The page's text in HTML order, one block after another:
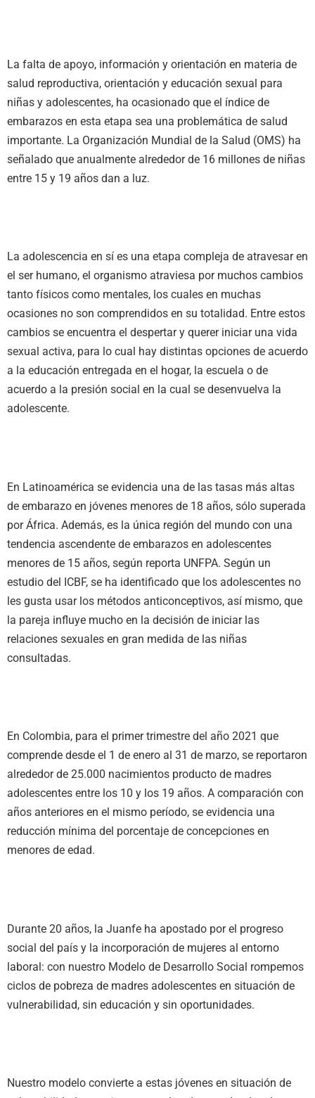
La falta de apoyo, información y orientación en materia de
salud reproductiva, orientación y educación sexual para
niñas y adolescentes, ha ocasionado que el índice de
embarazos en esta etapa sea una problemática de salud
importante. La Organización Mundial de la Salud (OMS) ha
señalado que anualmente alrededor de 16 millones de niñas
entre 15 y 19 años dan a luz.
La adolescencia en sí es una etapa compleja de atravesar en
el ser humano, el organismo atraviesa por muchos cambios
tanto físicos como mentales, los cuales en muchas
ocasiones no son comprendidos en su totalidad. Entre estos
cambios se encuentra el despertar y querer iniciar una vida
sexual activa, para lo cual hay distintas opciones de acuerdo
a la educación entregada en el hogar, la escuela o de
acuerdo a la presión social en la cual se desenvuelva la
adolescente.
En Latinoamérica se evidencia una de las tasas más altas
de embarazo en jóvenes menores de 18 años, sólo superada
por África. Además, es la única región del mundo con una
tendencia ascendente de embarazos en adolescentes
menores de 15 años, según reporta UNFPA. Según un
estudio del ICBF, se ha identificado que los adolescentes no
les gusta usar los métodos anticonceptivos, así mismo, que
la pareja influye mucho en la decisión de iniciar las
relaciones sexuales en gran medida de las niñas
consultadas.
En Colombia, para el primer trimestre del año 2021 que
comprende desde el 1 de enero al 31 de marzo, se reportaron
alrededor de 25.000 nacimientos producto de madres
adolescentes entre los 10 y los 19 años. A comparación con
años anteriores en el mismo período, se evidencia una
reducción mínima del porcentaje de concepciones en
menores de edad.
Durante 20 años, la Juanfe ha apostado por el progreso
social del país y la incorporación de mujeres al entorno
laboral: con nuestro Modelo de Desarrollo Social rompemos
ciclos de pobreza de madres adolescentes en situación de
vulnerabilidad, sin educación y sin oportunidades.
Nuestro modelo convierte a estas jóvenes en situación de